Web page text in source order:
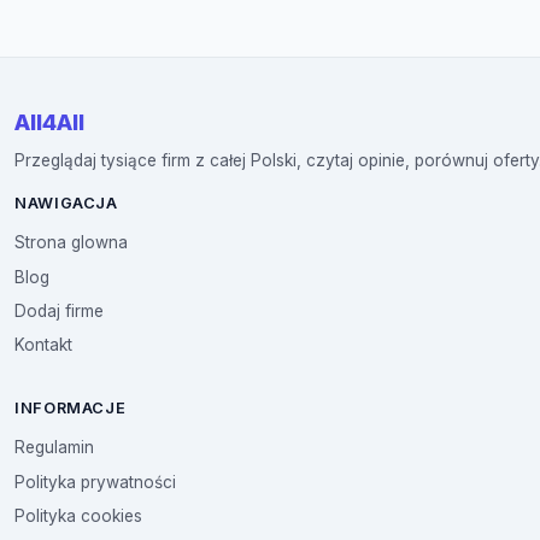
All4All
Przeglądaj tysiące firm z całej Polski, czytaj opinie, porównuj
NAWIGACJA
Strona glowna
Blog
Dodaj firme
Kontakt
INFORMACJE
Regulamin
Polityka prywatności
Polityka cookies